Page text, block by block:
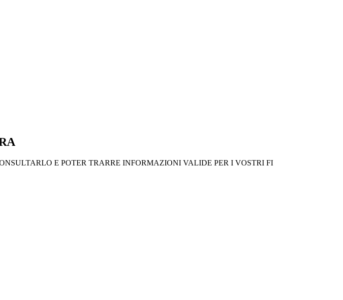
E POTER TRARRE INFORMAZIONI VALIDE PER I VOSTRI FI